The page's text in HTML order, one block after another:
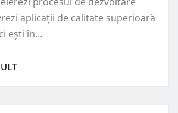
aplicații de calitate superioară
ești în…